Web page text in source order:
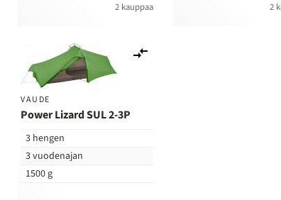
2 kauppaa 2
vertailuun
VAUDE
Power Lizard SUL 2-3P
3 hengen
3 vuodenajan
1500 g